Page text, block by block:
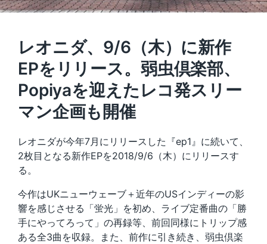
レオニダ、9/6（木）に新作
EPをリリース。弱虫倶楽部、
Popiyaを迎えたレコ発スリー
マン企画も開催
レオニダが今年7月にリリースした『ep1』に続いて、
2枚目となる新作EPを2018/9/6（木）にリリースす
る。
今作はUKニューウェーブ＋近年のUSインディーの影
響を感じさせる「蛍光」を初め、ライブ定番曲の「勝
手にやってろって」の再録等、前回同様にトリップ感
ある全3曲を収録。また、前作に引き続き、弱虫倶楽